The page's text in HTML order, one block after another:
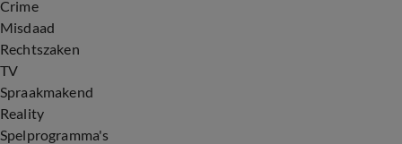
Crime
Misdaad
Rechtszaken
TV
Spraakmakend
Reality
Spelprogramma's